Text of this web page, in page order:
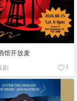
馆开放麦
剧 1